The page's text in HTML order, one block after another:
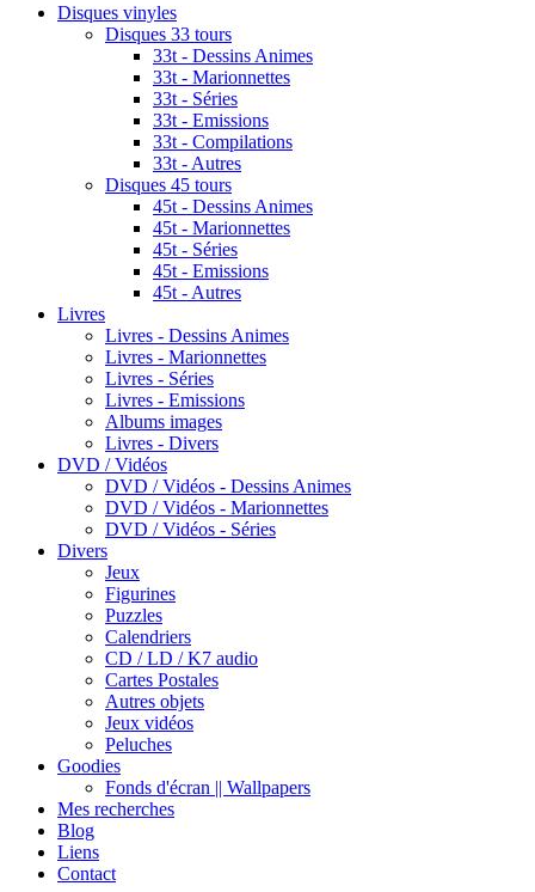
Disques vinyles
Disques 33 tours
33t - Dessins Animes
33t - Marionnettes
33t - Séries
33t - Emissions
33t - Compilations
33t - Autres
Disques 45 tours
45t - Dessins Animes
45t - Marionnettes
45t - Séries
45t - Emissions
45t - Autres
Livres
Livres - Dessins Animes
Livres - Marionnettes
Livres - Séries
Livres - Emissions
Albums images
Livres - Divers
DVD / Vidéos
DVD / Vidéos - Dessins Animes
DVD / Vidéos - Marionnettes
DVD / Vidéos - Séries
Divers
Jeux
Figurines
Puzzles
Calendriers
CD / LD / K7 audio
Cartes Postales
Autres objets
Jeux vidéos
Peluches
Goodies
Fonds d'écran || Wallpapers
Mes recherches
Blog
Liens
Contact